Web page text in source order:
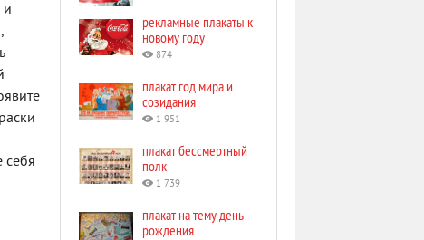
и
себя
рекламные плакаты к
новому году
874
плакат год мира и
созидания
1 951
плакат бессмертный
полк
1 739
плакат на тему день
рождения